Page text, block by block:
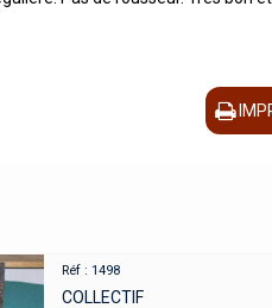
Réf : 1498
COLLECTIF